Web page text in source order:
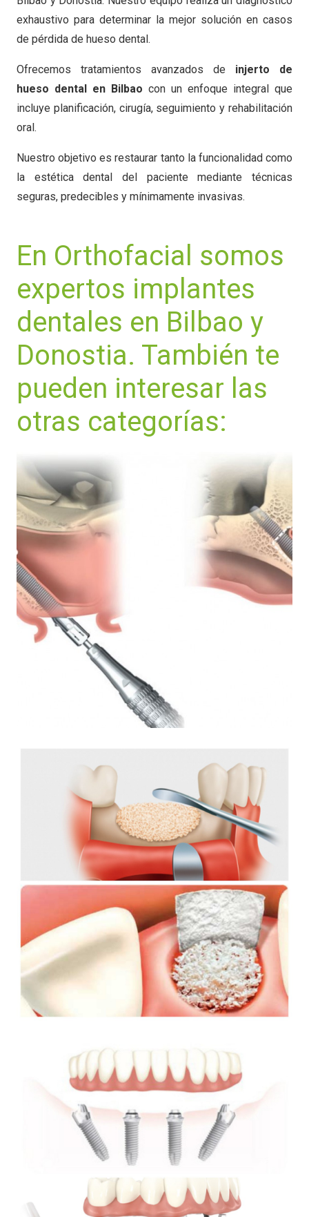
exhaustivo para determinar la mejor solución en casos
de pérdida de hueso dental.
Ofrecemos tratamientos avanzados de injerto de
hueso dental en Bilbao con un enfoque integral que
incluye planificación, cirugía, seguimiento y rehabilitación
oral.
Nuestro objetivo es restaurar tanto la funcionalidad como
la estética dental del paciente mediante técnicas
seguras, predecibles y mínimamente invasivas.
En Orthofacial somos
expertos implantes
dentales en Bilbao y
Donostia. También te
pueden interesar las
otras categorías: